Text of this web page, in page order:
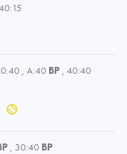
, A:40 BP , 40:40
, 30:40 BP